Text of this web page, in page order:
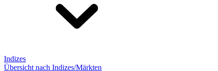
Indizes
Übersicht nach Indizes/Märkten